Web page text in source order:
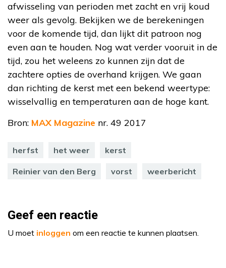
afwisseling van perioden met zacht en vrij koud
weer als gevolg. Bekijken we de berekeningen
voor de komende tijd, dan lijkt dit patroon nog
even aan te houden. Nog wat verder vooruit in de
tijd, zou het weleens zo kunnen zijn dat de
zachtere opties de overhand krijgen. We gaan
dan richting de kerst met een bekend weertype:
wisselvallig en temperaturen aan de hoge kant.
Bron: MAX Magazine nr. 49 2017
herfst het weer kerst
Reinier van den Berg vorst weerbericht
Geef een reactie
U moet inloggen om een reactie te kunnen plaatsen.